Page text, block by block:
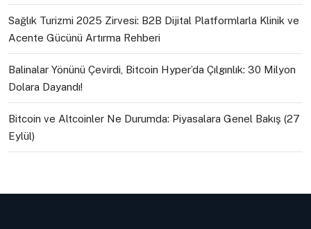
Sağlık Turizmi 2025 Zirvesi: B2B Dijital Platformlarla Klinik ve
Acente Gücünü Artırma Rehberi
Balinalar Yönünü Çevirdi, Bitcoin Hyper’da Çılgınlık: 30 Milyon
Dolara Dayandı!
Bitcoin ve Altcoinler Ne Durumda: Piyasalara Genel Bakış (27
Eylül)